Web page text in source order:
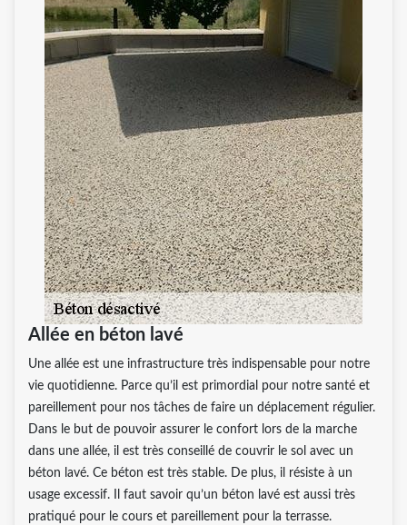
Allée en béton lavé
Une allée est une infrastructure très indispensable pour notre
vie quotidienne. Parce qu’il est primordial pour notre santé et
pareillement pour nos tâches de faire un déplacement régulier.
Dans le but de pouvoir assurer le confort lors de la marche
dans une allée, il est très conseillé de couvrir le sol avec un
béton lavé. Ce béton est très stable. De plus, il résiste à un
usage excessif. Il faut savoir qu’un béton lavé est aussi très
pratiqué pour le cours et pareillement pour la terrasse.